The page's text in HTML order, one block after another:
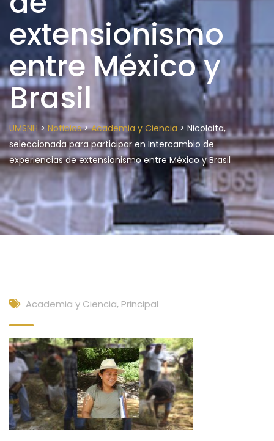
extensionismo
entre México y
Brasil
UMSNH > Noticias>Academia y Ciencia > Nicolaita,
seleccionada para participar en Intercambio de
experiencias de extensionismo entre México y Brasil
Academia y Ciencia, Principal